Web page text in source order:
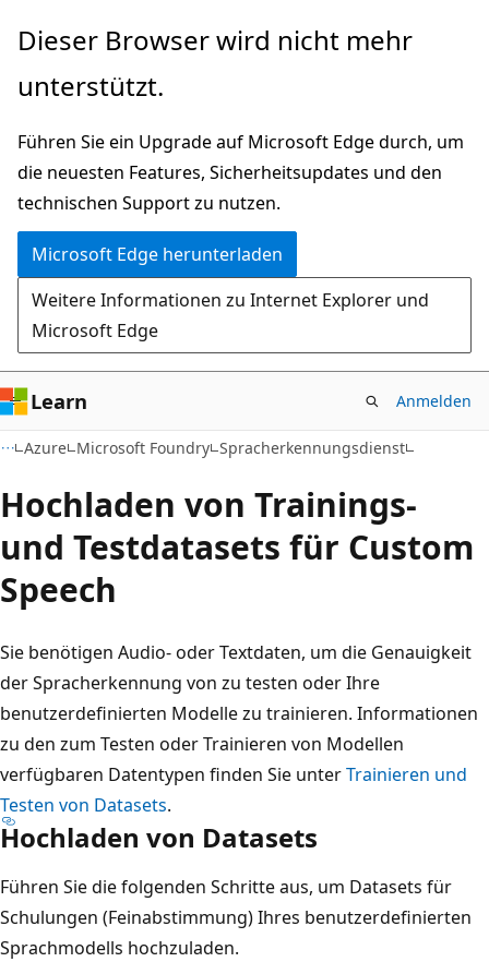
Zu
wechseln
Dieser Browser wird nicht mehr
unterstützt.
Führen Sie ein Upgrade auf Microsoft Edge durch, um
die neuesten Features, Sicherheitsupdates und den
technischen Support zu nutzen.
Microsoft Edge herunterladen
Weitere Informationen zu Internet Explorer und
Microsoft Edge
Learn Anmelden
Azure Microsoft Foundry Spracherkennungsdienst
Hochladen von Trainings-
und Testdatasets für Custom
Speech
Sie benötigen Audio- oder Textdaten, um die Genauigkeit
der Spracherkennung von zu testen oder Ihre
benutzerdefinierten Modelle zu trainieren. Informationen
zu den zum Testen oder Trainieren von Modellen
verfügbaren Datentypen finden Sie unterTrainieren und
Testen von Datasets.
Hochladen von Datasets
Führen Sie die folgenden Schritte aus, um Datasets für
Schulungen (Feinabstimmung) Ihres benutzerdefinierten
Sprachmodells hochzuladen.